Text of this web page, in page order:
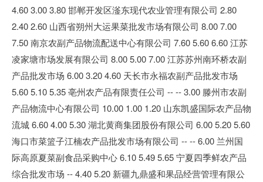
4.60 3.00 3.80 邯郸开发区滏东现代农业管理有限公司 2.80
2.40 2.60 山西省朔州大运果菜批发市场有限公司 8.00 7.00
7.50 南京农副产品物流配送中心有限公司 7.60 5.60 6.60 江苏
凌家塘市场发展有限公司 8.00 5.00 7.00 江苏苏州南环桥农副
产品批发市场 6.00 3.20 4.60 天长市永福农副产品批发市场
5.60 5.10 5.35 亳州农产品有限责任公司 -- -- 3.00 滕州市农副
产品物流中心有限公司 10.00 1.00 1.20 山东凯盛国际农产品物
流城 6.60 4.00 5.30 湖北黄商集团股份有限公司 6.00 5.20 5.60
海口市菜篮子江楠农产品批发市场有限公司 -- -- 6.00 兰州国
际高原夏菜副食品采购中心 6.10 5.49 5.65 宁夏四季鲜农产品
综合批发市场 -- 4.40 5.20 新疆九鼎盛和果品经营管理有限公